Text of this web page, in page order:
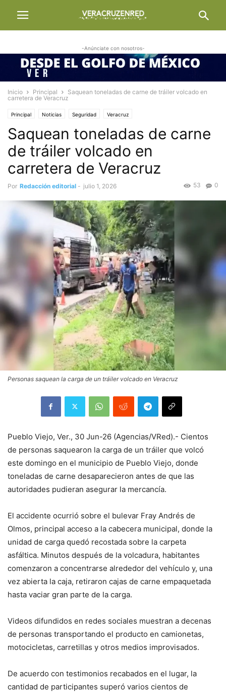
-Anúnciate con nosotros-
Inicio Principal
Saquean toneladas de carne de tráiler volcado en
carretera de Veracruz
Principal Noticias Seguridad Veracruz
Saquean toneladas de carne
de tráiler volcado en
carretera de Veracruz
Por Redacción editorial - julio 1, 2026 0
53
Personas saquean la carga de un tráiler volcado en Veracruz
Pueblo Viejo, Ver., 30 Jun-26 (Agencias/VRed).- Cientos
de personas saquearon la carga de un tráiler que volcó
este domingo en el municipio de Pueblo Viejo, donde
toneladas de carne desaparecieron antes de que las
autoridades pudieran asegurar la mercancía.
El accidente ocurrió sobre el bulevar Fray Andrés de
Olmos, principal acceso a la cabecera municipal, donde la
unidad de carga quedó recostada sobre la carpeta
asfáltica. Minutos después de la volcadura, habitantes
comenzaron a concentrarse alrededor del vehículo y, una
vez abierta la caja, retiraron cajas de carne empaquetada
hasta vaciar gran parte de la carga.
Videos difundidos en redes sociales muestran a decenas
de personas transportando el producto en camionetas,
motocicletas, carretillas y otros medios improvisados.
De acuerdo con testimonios recabados en el lugar, la
cantidad de participantes superó varios cientos de